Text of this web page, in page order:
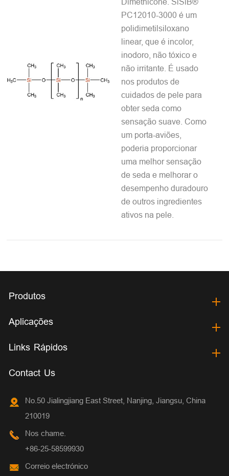
PC12010-3000 é um
polidimetilsiloxano
linear, que é incolor,
inodoro, não tóxico e
não irritante. É usado
nos produtos de
cuidados de pele para
obter seda como
sensação suave. Como
um porta-aviões,
poderia proporcionar
uma melhor sensação
de seda e melhorar o
desempenho duradouro
de outros ingredientes
ativos na pele.
Produtos
Aplicações
Links Rápidos
Contact Us
No.50 Jialingjiang East Street, Nanjing, Jiangsu, China
210019
Nos chame.
+86-25-58599930
Correio electrónico